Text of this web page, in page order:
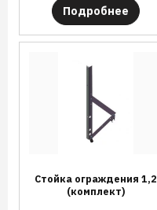
Подробнее
Стойка ограждения 1,2
(комплект)